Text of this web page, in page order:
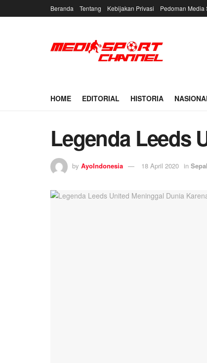
Beranda Tentang Kebijakan Privasi Pedoman Media
HOME EDITORIAL HISTORIA
Legenda Leeds
by AyoIndonesia 18 April 2020 in